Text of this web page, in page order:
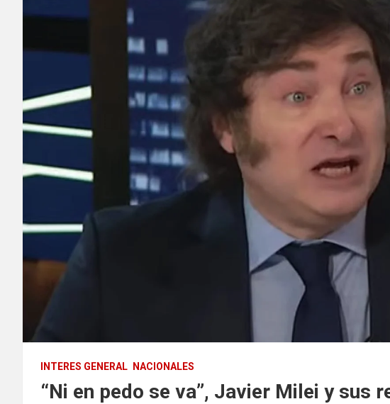
INTERES GENERAL NACIONALES
“Ni en pedo se va”, Javier Milei y sus